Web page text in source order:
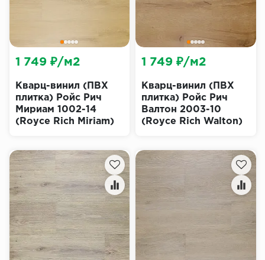
Кварц-винил (ПВХ
плитка) Ройс Рич
Мириам 1002-14
(Royce Rich Miriam)
1 749 ₽/м2
Кварц-винил (ПВХ
плитка) Ройс Рич
Валтон 2003-10
(Royce Rich Walton)
1 749 ₽/м2